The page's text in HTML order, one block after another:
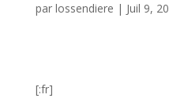
par lossendiere | Juil 9,
[:fr]